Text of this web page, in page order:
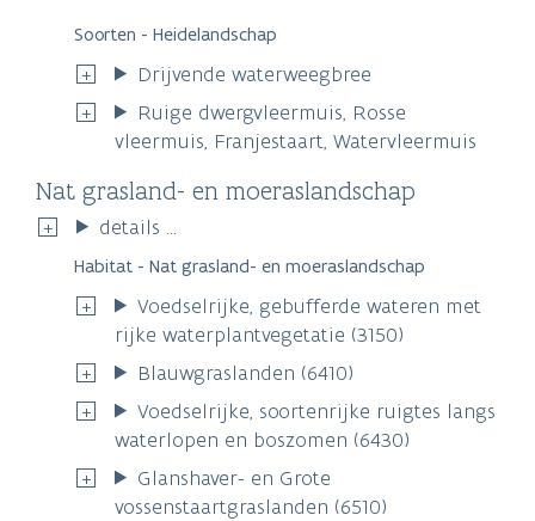
Soorten - Heidelandschap
Drijvende waterweegbree
Ruige dwergvleermuis, Rosse
vleermuis, Franjestaart, Watervleermuis
Nat grasland- en moeraslandschap
details ...
Habitat - Nat grasland- en moeraslandschap
Voedselrijke, gebufferde wateren met
rijke waterplantvegetatie (3150)
Blauwgraslanden (6410)
Voedselrijke, soortenrijke ruigtes langs
waterlopen en boszomen (6430)
Glanshaver- en Grote
vossenstaartgraslanden (6510)